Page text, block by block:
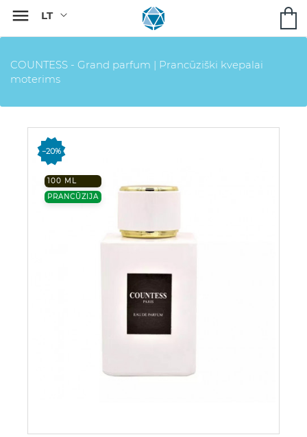

COUNTESS - Grand parfum | Prancūziški kvepalai
moterims
−20%
100 ML
PRANCŪZIJA